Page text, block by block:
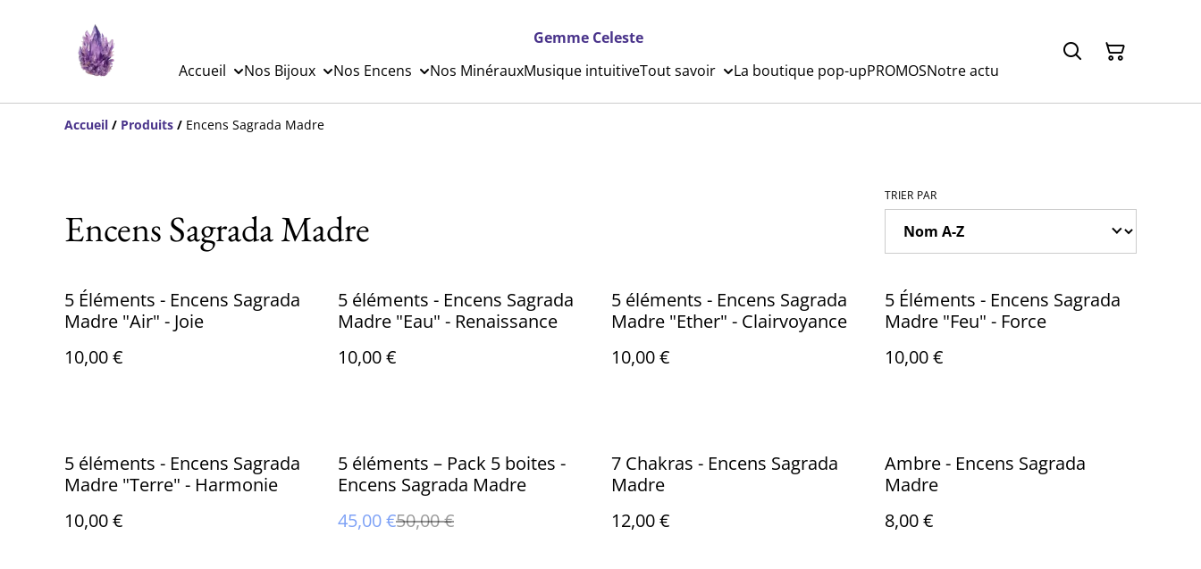
Gemme Celeste
Accueil
Nos Bijoux Nos Encens Nos MinérauxMusique intuitiveTout savoir La boutique pop-upPROMOSNotre actu
Accueil / Produits / Encens Sagrada Madre
Encens Sagrada Madre
TRIER PAR
5 Éléments - Encens Sagrada
Madre "Air" - Joie
10,00 €
5 éléments - Encens Sagrada
Madre "Eau" - Renaissance
10,00 €
5 éléments - Encens Sagrada
Madre "Ether" - Clairvoyance
10,00 €
5 Éléments - Encens Sagrada
Madre "Feu" - Force
10,00 €
5 éléments - Encens Sagrada
Madre "Terre" - Harmonie
10,00 €
%
5 éléments – Pack 5 boites -
Encens Sagrada Madre
45,00 €50,00 €
7 Chakras - Encens Sagrada
Madre
12,00 €
Ambre - Encens Sagrada
Madre
8,00 €